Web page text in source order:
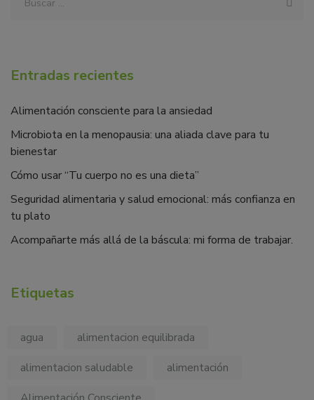
Entradas recientes
Alimentación consciente para la ansiedad
Microbiota en la menopausia: una aliada clave para tu
bienestar
Cómo usar “Tu cuerpo no es una dieta”
Seguridad alimentaria y salud emocional: más confianza en
tu plato
Acompañarte más allá de la báscula: mi forma de trabajar.
Etiquetas
agua
alimentacion equilibrada
alimentacion saludable
alimentación